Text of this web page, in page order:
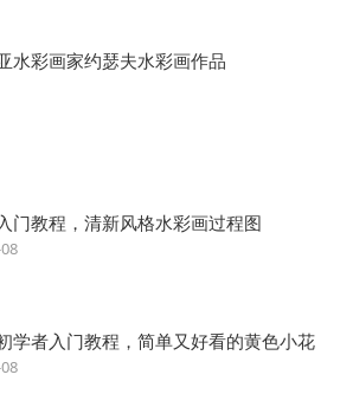
水彩画家约瑟夫水彩画作品
门教程，清新风格水彩画过程图
学者入门教程，简单又好看的黄色小花